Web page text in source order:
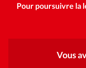
Pour poursuivre la
Vous